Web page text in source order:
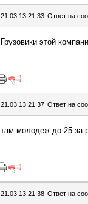
21.03.13 21:33 Ответ на
Грузовики этой
21.03.13 21:37 Ответ на
там молодеж до 25 за
21.03.13 21:38 Ответ на